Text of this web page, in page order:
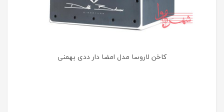
کاخن لاروسا مدل امضا دار ددی بهمنی